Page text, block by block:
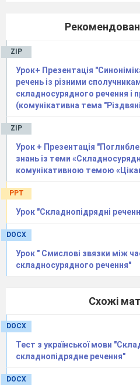
ZIP
Урок+ Презентація
речень із різними
складносурядного речення і
(комунікативна тема
ZIP
Урок + Презентація
знань із теми
комунікативною темою
PPT
Урок "Складнопідрядні
DOCX
Урок " Смислові звязки між
складносурядного речення"
Схожі
DOCX
Тест з української мови
складнопідрядне речення"
DOCX